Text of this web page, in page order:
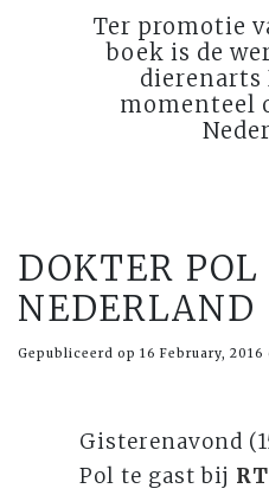
Ter promotie
boek is de
dierenarts
momenteel
DOKTER
NEDERLAND
Gepubliceerd op 16 February, 2016
Gisterenavond
Pol te gast bij